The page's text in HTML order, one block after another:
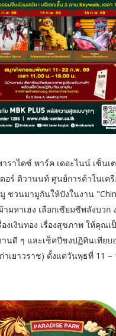
าราไดซ์ พาร์ค เดอะไนน์ เซ็นเ
อร์ ติวานนท์ ศูนย์การค้าในเครื
ชวนมามูกันให้ปังในงาน
มหาเฮง เลือกเซียมซีพลังบวก
องเงินทอง เรื่องสุขภาพ ให้คุณ
นดี ๆ และเช็คปีชงปฏิทินเทียบ
าเยาวราช) ตั้งแต่วันพุธที่ 11